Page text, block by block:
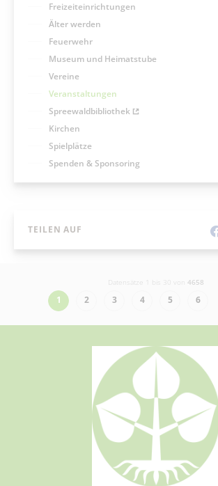
Freizeiteinrichtungen
Älter werden
Feuerwehr
Museum und Heimatstube
Vereine
Veranstaltungen
Spreewaldbibliothek
Kirchen
Spielplätze
Spenden & Sponsoring
TEILEN AUF
Datensätze 1 bis 30 von 4658
1 2 3 4 5 6